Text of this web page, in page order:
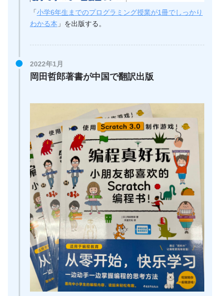
「小学6年生までのプログラミング授業が1冊でしっかり
わかる本 」を出版する。
2022年1月
岡田哲郎著書が中国で翻訳出版